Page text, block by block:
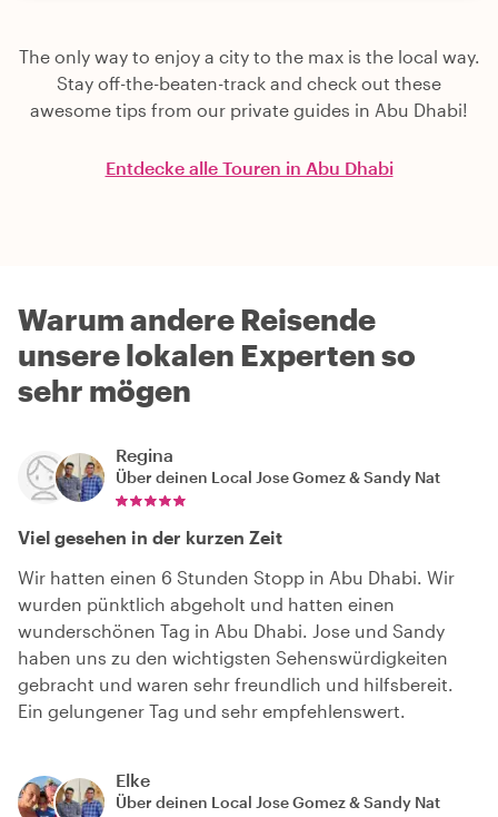
The only way to enjoy a city to the max is the local way.
Stay off-the-beaten-track and check out these
awesome tips from our private guides in Abu Dhabi!
Entdecke alle Touren in Abu Dhabi
Warum andere Reisende
unsere lokalen Experten so
sehr mögen
Regina
Über deinen Local Jose Gomez & Sandy Nat
Viel gesehen in der kurzen Zeit
Wir hatten einen 6 Stunden Stopp in Abu Dhabi. Wir
wurden pünktlich abgeholt und hatten einen
wunderschönen Tag in Abu Dhabi. Jose und Sandy
haben uns zu den wichtigsten Sehenswürdigkeiten
gebracht und waren sehr freundlich und hilfsbereit.
Ein gelungener Tag und sehr empfehlenswert.
Elke
Über deinen Local Jose Gomez & Sandy Nat